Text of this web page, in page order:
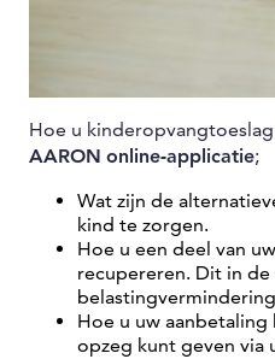
Hoe u
AARON online-applicatie;
Wat zijn de
kind te zorgen.
Hoe u een deel van
recupereren. Dit in de
Hoe u uw
opzeg kunt geven via